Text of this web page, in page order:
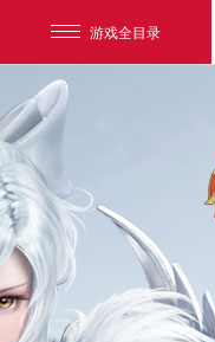
游戏全目录